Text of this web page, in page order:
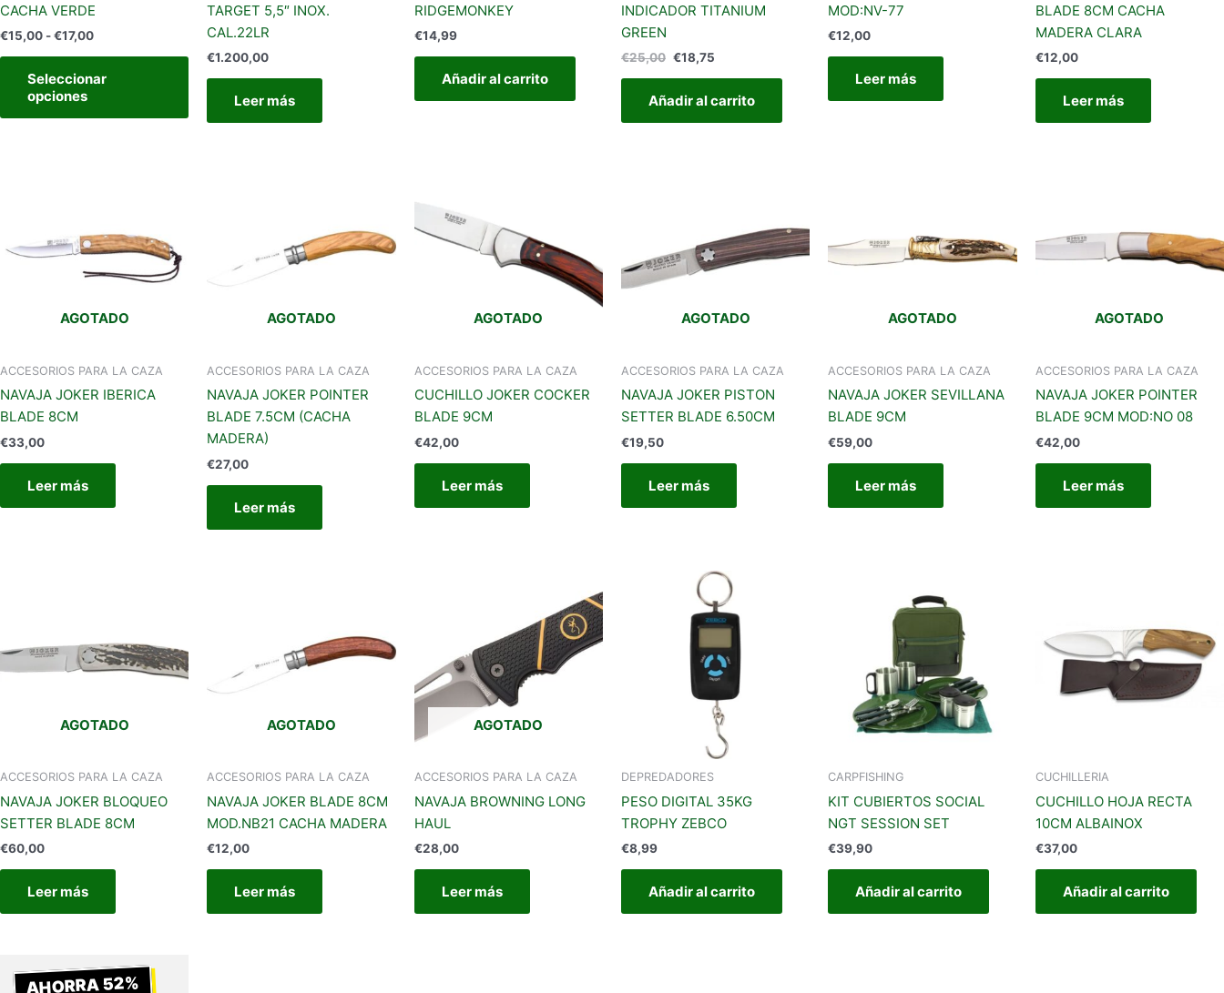
CACHA VERDE
€15,00 -€17,00
Seleccionar
opciones
página
TARGET 5,5″ INOX.
CAL.22LR
€1.200,00
Leer más
RIDGEMONKEY
€14,99
Añadir al carrito
INDICADOR TITANIUM
GREEN
€25,00 €18,75
Añadir al carrito
MOD:NV-77
€12,00
Leer más
BLADE 8CM CACHA
MADERA CLARA
€12,00
Leer más
AGOTADO
ACCESORIOS PARA LA CAZA
NAVAJA JOKER IBERICA
BLADE 8CM
€33,00
Leer más
AGOTADO
ACCESORIOS PARA LA CAZA
NAVAJA JOKER POINTER
BLADE 7.5CM (CACHA
MADERA)
€27,00
Leer más
AGOTADO
ACCESORIOS PARA LA CAZA
CUCHILLO JOKER COCKER
BLADE 9CM
€42,00
Leer más
AGOTADO
ACCESORIOS PARA LA CAZA
NAVAJA JOKER PISTON
SETTER BLADE 6.50CM
€19,50
Leer más
AGOTADO
ACCESORIOS PARA LA CAZA
NAVAJA JOKER SEVILLANA
BLADE 9CM
€59,00
Leer más
AGOTADO
ACCESORIOS PARA LA CAZA
NAVAJA JOKER POINTER
BLADE 9CM MOD:NO 08
€42,00
Leer más
AGOTADO
ACCESORIOS PARA LA CAZA
NAVAJA JOKER BLOQUEO
SETTER BLADE 8CM
€60,00
Leer más
AGOTADO
ACCESORIOS PARA LA CAZA
NAVAJA JOKER BLADE 8CM
MOD.NB21 CACHA MADERA
€12,00
Leer más
AGOTADO
ACCESORIOS PARA LA CAZA
NAVAJA BROWNING LONG
HAUL
€28,00
Leer más
DEPREDADORES
PESO DIGITAL 35KG
TROPHY ZEBCO
€8,99
Añadir al carrito
CARPFISHING
KIT CUBIERTOS SOCIAL
NGT SESSION SET
€39,90
Añadir al carrito
CUCHILLERIA
CUCHILLO HOJA RECTA
10CM ALBAINOX
€37,00
Añadir al carrito
AHORRA 52%
de